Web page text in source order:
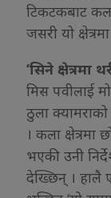
टिकटकबाट
जसरी यो
‘सिने क्षेत्रमा
मिस पवीलाई
ठुला
। कला क्षेत्रमा
भएकी उनी
देख्छिन् । हालै